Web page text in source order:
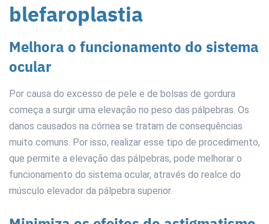
blefaroplastia
Melhora o funcionamento do sistema
ocular
Por causa do excesso de pele e de bolsas de gordura
começa a surgir uma elevação no peso das pálpebras. Os
danos causados na córnea se tratam de consequências
muito comuns. Por isso, realizar esse tipo de procedimento,
que permite a elevação das pálpebras, pode melhorar o
funcionamento do sistema ocular, através do realce do
músculo elevador da pálpebra superior.